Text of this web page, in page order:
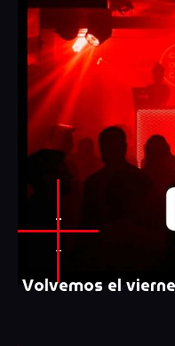
-
-
Volvemos el